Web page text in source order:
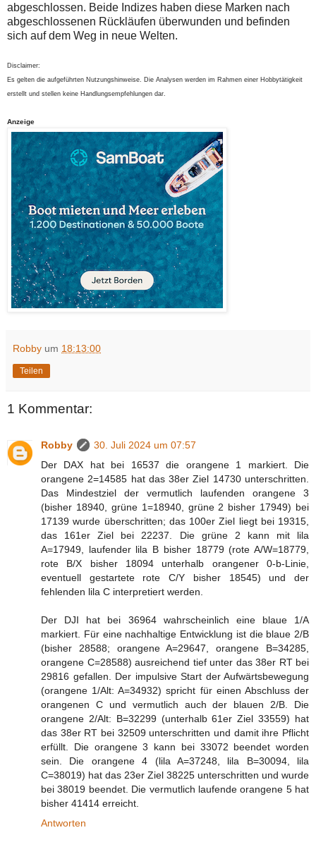
abgeschlossen. Beide Indizes haben diese Marken nach
abgeschlossenen Rückläufen überwunden und befinden
sich auf dem Weg in neue Welten.
Disclaimer:
Es gelten die aufgeführten Nutzungshinweise. Die Analysen werden im Rahmen einer Hobbytätigkeit
erstellt und stellen keine Handlungsempfehlungen dar.
Anzeige
Robby um 18:13:00
Teilen
1 Kommentar:
Robby
30. Juli 2024 um 07:57
Der DAX hat bei 16537 die orangene 1 markiert. Die
orangene 2=14585 hat das 38er Ziel 14730 unterschritten.
Das Mindestziel der vermutlich laufenden orangene 3
(bisher 18940, grüne 1=18940, grüne 2 bisher 17949) bei
17139 wurde überschritten; das 100er Ziel liegt bei 19315,
das 161er Ziel bei 22237. Die grüne 2 kann mit lila
A=17949, laufender lila B bisher 18779 (rote A/W=18779,
rote B/X bisher 18094 unterhalb orangener 0-b-Linie,
eventuell gestartete rote C/Y bisher 18545) und der
fehlenden lila C interpretiert werden.
Der DJI hat bei 36964 wahrscheinlich eine blaue 1/A
markiert. Für eine nachhaltige Entwicklung ist die blaue 2/B
(bisher 28588; orangene A=29647, orangene B=34285,
orangene C=28588) ausreichend tief unter das 38er RT bei
29816 gefallen. Der impulsive Start der Aufwärtsbewegung
(orangene 1/Alt: A=34932) spricht für einen Abschluss der
orangenen C und vermutlich auch der blauen 2/B. Die
orangene 2/Alt: B=32299 (unterhalb 61er Ziel 33559) hat
das 38er RT bei 32509 unterschritten und damit ihre Pflicht
erfüllt. Die orangene 3 kann bei 33072 beendet worden
sein. Die orangene 4 (lila A=37248, lila B=30094, lila
C=38019) hat das 23er Ziel 38225 unterschritten und wurde
bei 38019 beendet. Die vermutlich laufende orangene 5 hat
bisher 41414 erreicht.
Antworten